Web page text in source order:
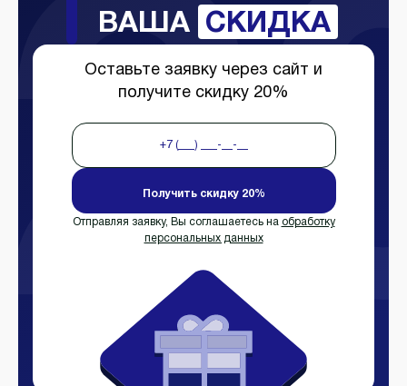
ВАША СКИДКА
Оставьте заявку через сайт и
получите скидку 20%
Получить скидку 20%
Отправляя заявку, Вы соглашаетесь на обработку
персональных данных